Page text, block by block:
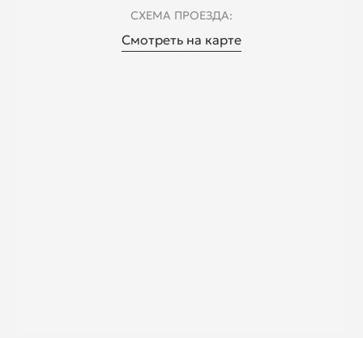
СХЕМА ПРОЕЗДА:
Смотреть на карте